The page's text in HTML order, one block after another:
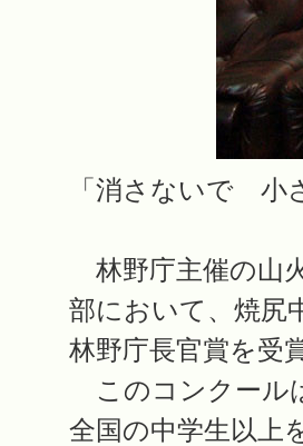
「消さないで
林野庁主催の山
部において、焼尻
林野庁長官賞を受
このコンクール
全国の中学生以上